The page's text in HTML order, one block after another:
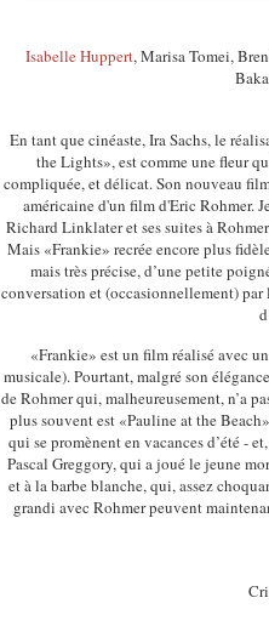
Isabelle Huppert, Marisa Tomei,
En tant que cinéaste, Ira Sachs, le
the Lights», est comme une fleur
compliquée, et délicat. Son nouveau
américaine d'un film d'Eric Rohmer.
Richard Linklater et ses suites à
Mais «Frankie» recrée encore plus
mais très précise, d’une petite
conversation et (occasionnellement)
«Frankie» est un film réalisé avec
musicale). Pourtant, malgré son
de Rohmer qui, malheureusement, n’a
plus souvent est «Pauline at the
qui se promènent en vacances d’été -
Pascal Greggory, qui a joué le jeune
et à la barbe blanche, qui, assez
grandi avec Rohmer peuvent